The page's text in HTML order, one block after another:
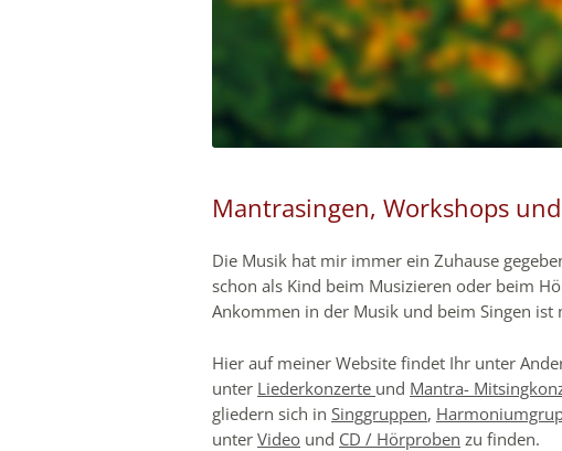
Mantrasingen, Workshops
Die Musik hat mir immer ein Zuhause
schon als Kind beim Musizieren oder beim
Ankommen in der Musik und beim Singen ist
Hier auf meiner Website findet Ihr unter
unter Liederkonzerte und Mantra-
gliedern sich in Singgruppen,
unter Video und CD / Hörproben zu finden.